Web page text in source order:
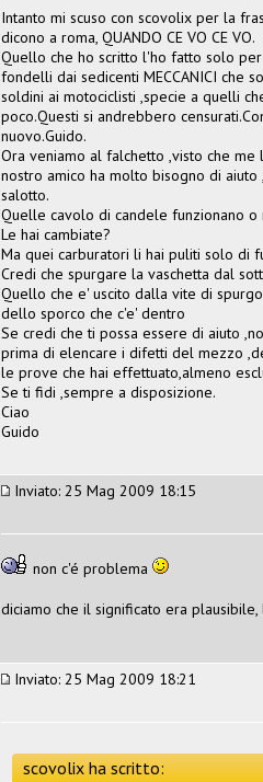
Intanto mi scuso con scovolix per la
dicono a roma, QUANDO CE VO CE VO.
Quello che ho scritto l'ho fatto solo
fondelli dai sedicenti MECCANICI che
soldini ai motociclisti ,specie a quelli
poco.Questi si andrebbero
nuovo.Guido.
Ora veniamo al falchetto ,visto che
nostro amico ha molto bisogno di aiuto
salotto.
Quelle cavolo di candele funzionano o
Le hai cambiate?
Ma quei carburatori li hai puliti solo di
Credi che spurgare la vaschetta dal
Quello che e' uscito dalla vite di
dello sporco che c'e' dentro
Se credi che ti possa essere di aiuto
prima di elencare i difetti del mezzo
le prove che hai effettuato,almeno
Se ti fidi ,sempre a disposizione.
Ciao
Guido
Inviato: 25 Mag 2009 18:15
non c'é problema
diciamo che il significato era
Inviato: 25 Mag 2009 18:21
scovolix ha scritto: